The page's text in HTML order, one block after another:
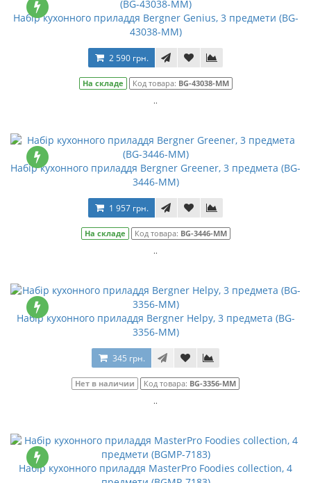
Набір кухонного приладдя Bergner Genius, 3 предмети (BG-
43038-MM)
2 590 грн.
На складе Код товара: BG-43038-MM
..
Набір кухонного приладдя Bergner Greener, 3 предмета (BG-
3446-MM)
1 957 грн.
На складе Код товара: BG-3446-MM
..
Набір кухонного приладдя Bergner Helpy, 3 предмета (BG-
3356-MM)
345 грн.
Нет в наличии Код товара: BG-3356-MM
..
Набір кухонного приладдя MasterPro Foodies collection, 4